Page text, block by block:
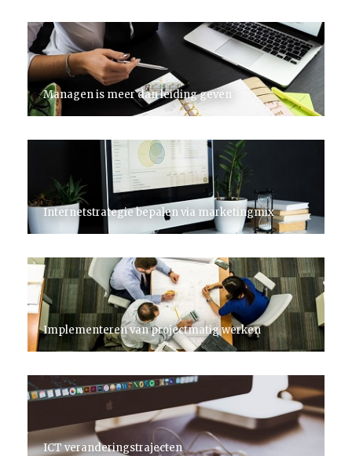
Managen is meer dan leiding geven
Internetstrategie bepalen via marketingmix
Implementeren van projectmatig werken
ICT veranderingstrajecten